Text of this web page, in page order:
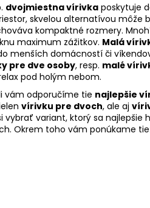
e
p
r
v
k
v
ý
p
i
dvojmiestna vírivka poskytuje
skvelou alternatívou môže
kompaktné rozmery.
maximum zážitkov. Malá
menších domácností či
pre dve osoby, resp. malé
pod holým nebom.
vám odporučíme tie najlepšie
vírivku pre dvoch, ale aj
vybrať variant, ktorý sa
Okrem toho vám ponúkame